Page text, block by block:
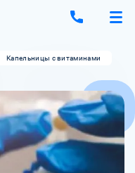
Капельницы с витаминами